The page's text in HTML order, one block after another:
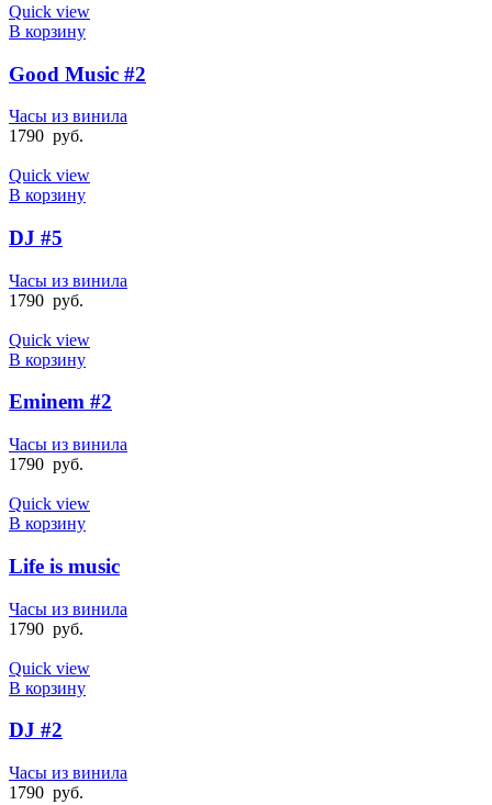
Quick view
В корзину
Good Music #2
Часы из винила
1790 руб.
Quick view
В корзину
DJ #5
Часы из винила
1790 руб.
Quick view
В корзину
Eminem #2
Часы из винила
1790 руб.
Quick view
В корзину
Life is music
Часы из винила
1790 руб.
Quick view
В корзину
DJ #2
Часы из винила
1790 руб.